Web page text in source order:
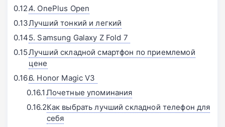
4. OnePlus Open
Лучший тонкий и легкий
5. Samsung Galaxy Z Fold 7 󠁩󠁩󠁩󠁩󠁩󠁩
Лучший складной смартфон по приемлемой
цене
6. Honor Magic V3 󠁩󠁩󠁩󠁩󠁩󠁩
Почетные упоминания
Как выбрать лучший складной телефон для
себя